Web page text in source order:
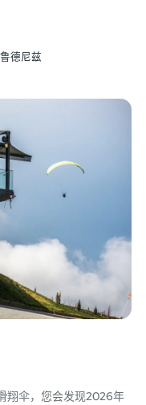
德尼兹
翔伞，您会发现2026年